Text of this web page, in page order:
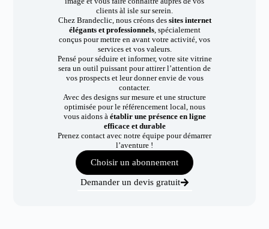
clients àl isle sur serein.
Chez Brandeclic, nous créons dessites internet
élégants et professionnels, spécialement
conçus pour mettre en avant votre activité, vos
services et vos valeurs.
Pensé pour séduire et informer, votre site vitrine
sera un outil puissant pour attirer l’attention de
vos prospects et leur donner envie de vous
contacter.
Avec des designs sur mesure et une structure
optimisée pour le référencement local, nous
vous aidons à établir une présence en ligne
efficace et durable
Prenez contact avec notre équipe pour démarrer
l’aventure !
Choisir un abonnement
Demander un devis gratuit